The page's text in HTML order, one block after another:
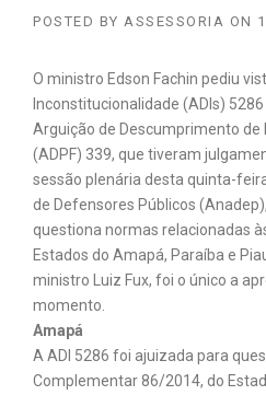
POSTED BY ASSESSORIA ON
O ministro Edson Fachin pediu
Inconstitucionalidade (ADIs)
Arguição de Descumprimento de
(ADPF) 339, que tiveram
sessão plenária desta quinta-
de Defensores Públicos
questiona normas relacionadas
Estados do Amapá, Paraíba e
ministro Luiz Fux, foi o único a
momento.
Amapá
A ADI 5286 foi ajuizada para
Complementar 86/2014, do